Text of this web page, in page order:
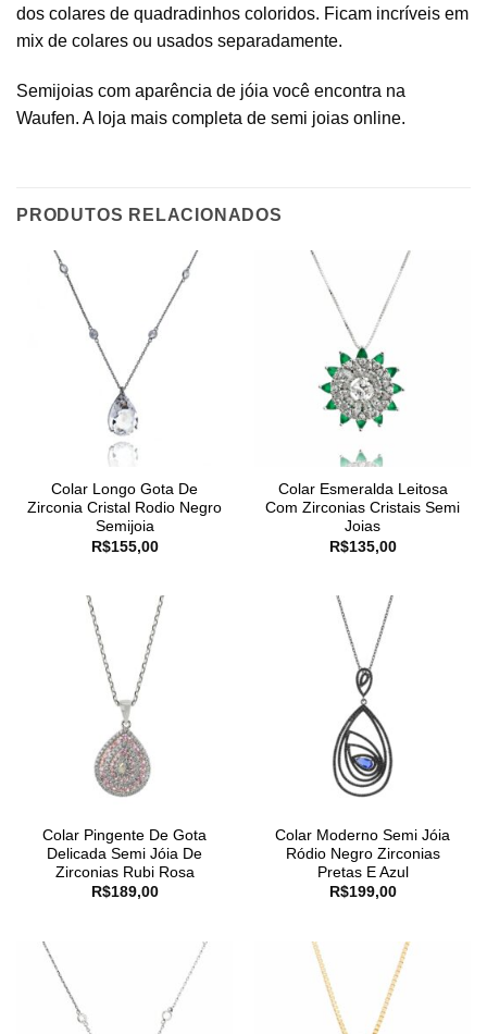
dos colares de quadradinhos coloridos. Ficam incríveis em
mix de colares ou usados separadamente.
Semijoias com aparência de jóia você encontra na
Waufen. A loja mais completa de semi joias online.
PRODUTOS RELACIONADOS
Colar Longo Gota De
Zirconia Cristal Rodio Negro
Semijoia
R$155,00
Colar Esmeralda Leitosa
Com Zirconias Cristais Semi
Joias
R$135,00
Colar Pingente De Gota
Delicada Semi Jóia De
Zirconias Rubi Rosa
R$189,00
Colar Moderno Semi Jóia
Ródio Negro Zirconias
Pretas E Azul
R$199,00